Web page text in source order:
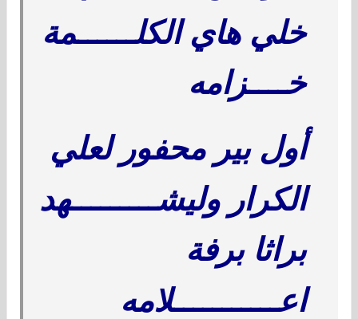
خلي هاي الكلــــــمة
خــــزامه
أول بير محفور لعلي
الكرار وليشـــــــــهد
براثا برفة
اعـــــــــــلامه